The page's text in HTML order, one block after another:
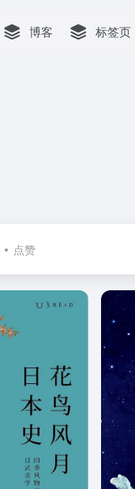
博客 标签页
点赞